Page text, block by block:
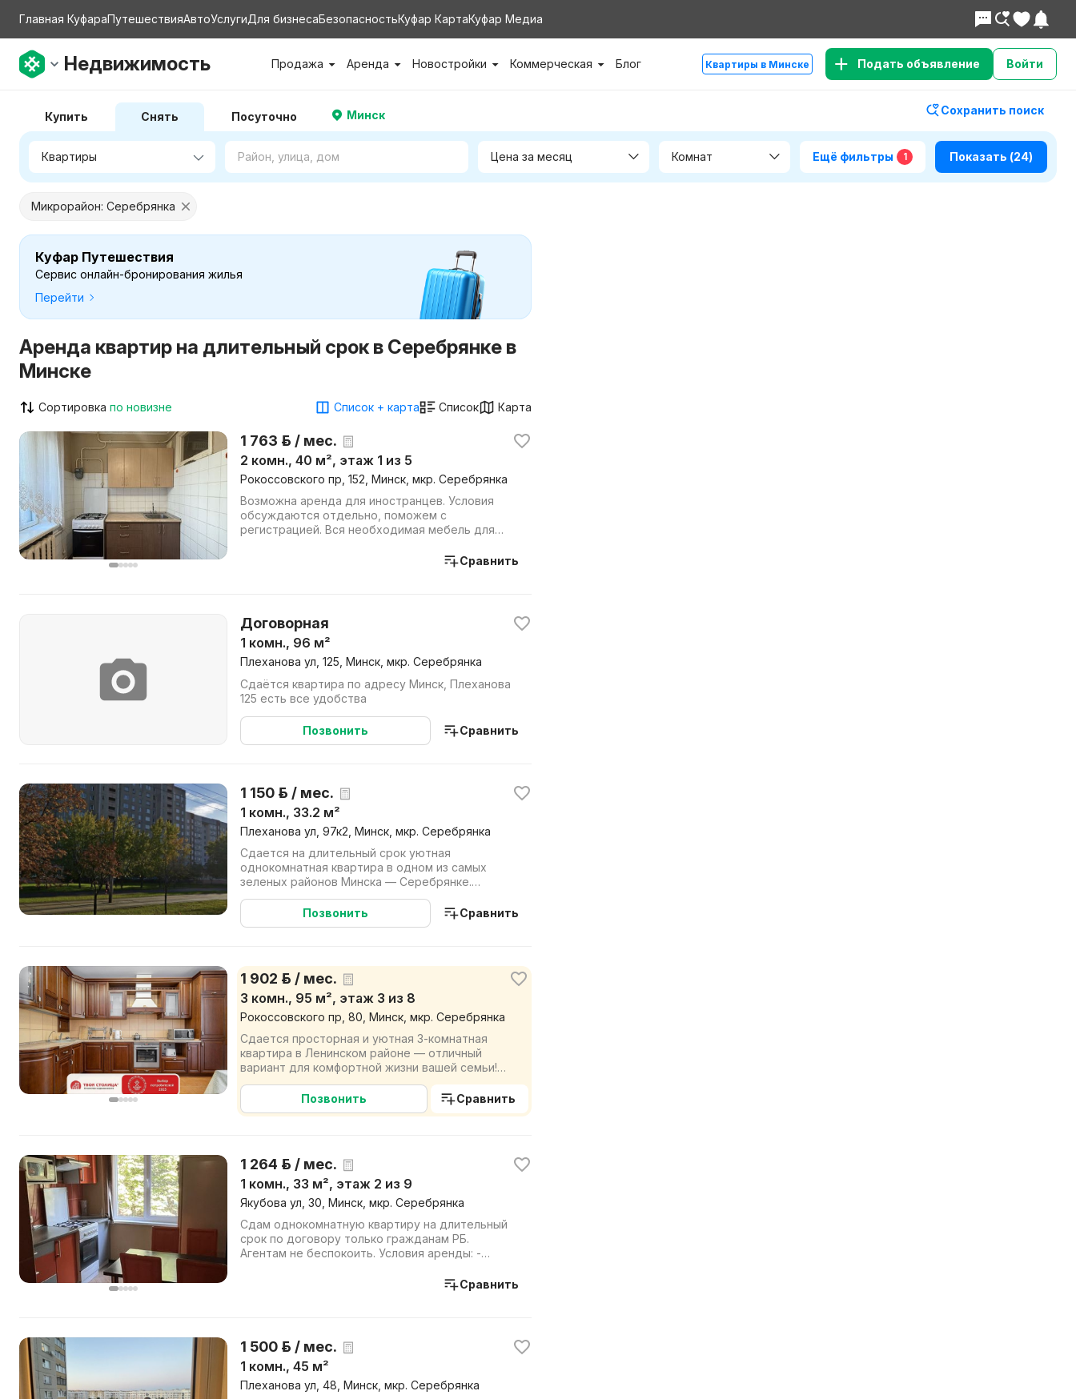
Главная КуфараПутешествияАвтоУслугиДля бизнесаБезопасностьКуфар КартаКуфар Медиа
Недвижимость Продажа Аренда Новостройки Коммерческая Блог Квартиры в Минске Подать объявление Войти
Купить Снять Посуточно Минск Сохранить поиск
Цена за месяц Комнат Ещё фильтры 1 Показать (24)
Микрорайон: Серебрянка
Куфар Путешествия
Сервис онлайн-бронирования жилья
Перейти
Аренда квартир на длительный срок в Серебрянке в
Минске
Сортировка по новизне Список + карта Список Карта
1 763 р. / мес.
2 комн., 40 м², этаж 1 из 5
Рокоссовского пр, 152, Минск, мкр. Серебрянка
Возможна аренда для иностранцев. Условия
обсуждаются отдельно, поможем с
регистрацией. Вся необходимая мебель для
Сравнить
Договорная
1 комн., 96 м²
Плеханова ул, 125, Минск, мкр. Серебрянка
Сдаётся квартира по адресу Минск, Плеханова
125 есть все удобства
Позвонить Сравнить
1 150 р. / мес.
1 комн., 33.2 м²
Плеханова ул, 97к2, Минск, мкр. Серебрянка
Сдается на длительный срок уютная
однокомнатная квартира в одном из самых
зеленых районов Минска — Серебрянке.
Квартира полностью готова к проживанию....
Позвонить
Сравнить
1 902 р. / мес.
3 комн., 95 м², этаж 3 из 8
Рокоссовского пр, 80, Минск, мкр. Серебрянка
Сдается просторная и уютная 3-комнатная
квартира в Ленинском районе — отличный
вариант для комфортной жизни вашей семьи!
Квартира расположена на 3...
Позвонить
Сравнить
1 264 р. / мес.
1 комн., 33 м², этаж 2 из 9
Якубова ул, 30, Минск, мкр. Серебрянка
Сдам однокомнатную квартиру на длительный
срок по договору только гражданам РБ.
Агентам не беспокоить. Условия аренды: -
Сравнить
1 500 р. / мес.
1 комн., 45 м²
Плеханова ул, 48, Минск, мкр. Серебрянка